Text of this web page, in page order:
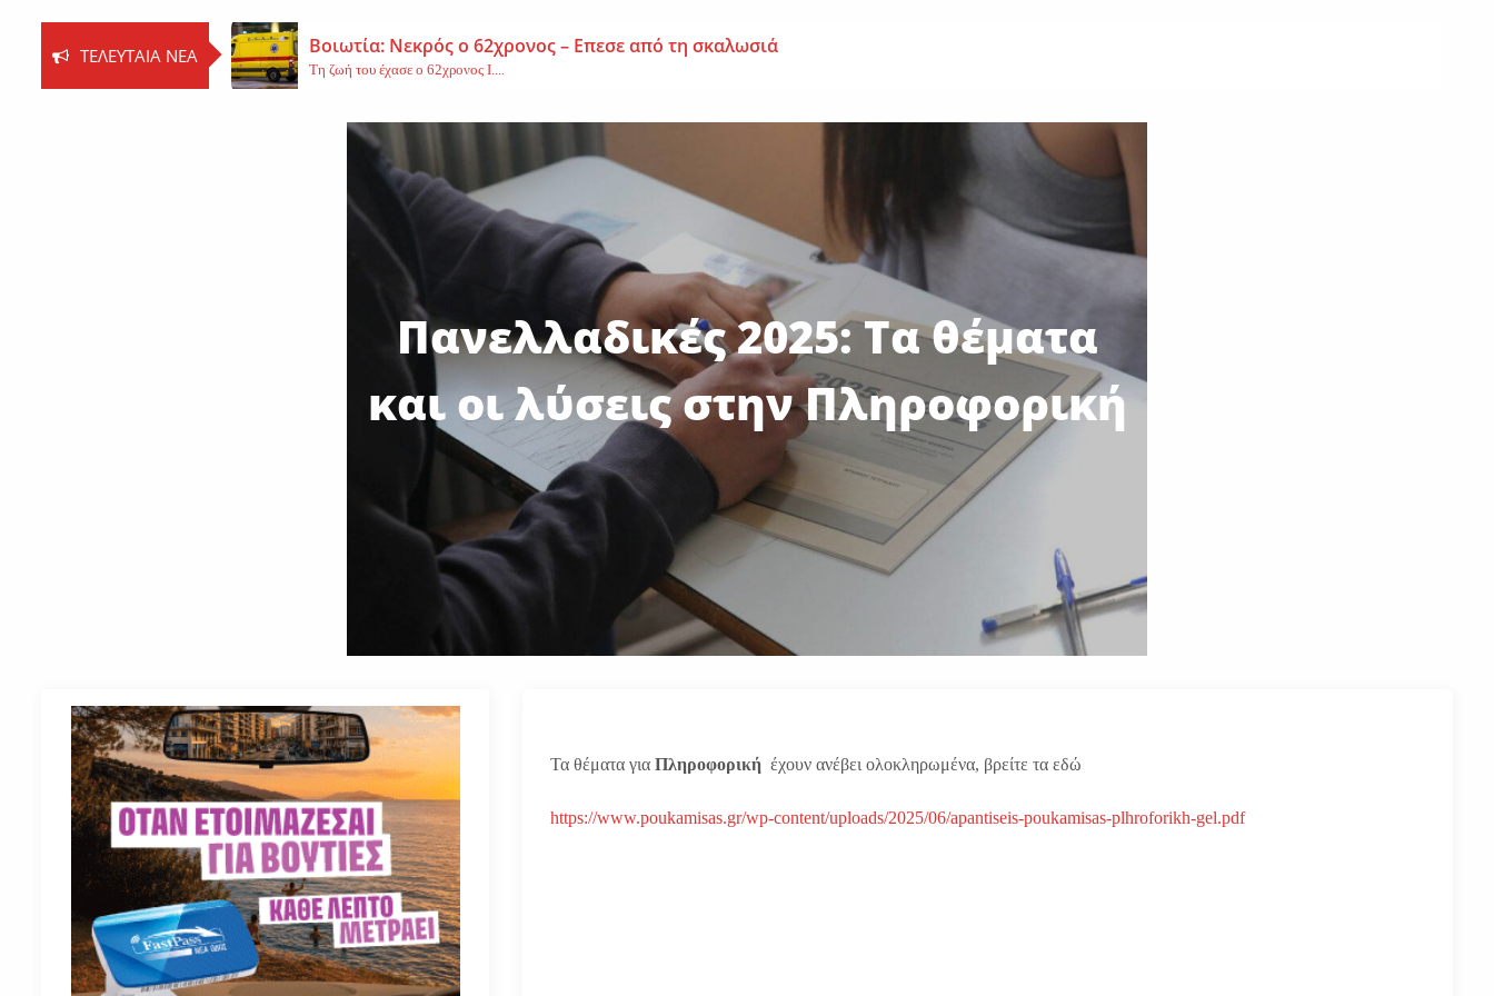
ΤΕΛΕΥΤΑΊΑ ΝΈΑ Βοιωτία: Νεκρός ο 62χρονος – Επεσε από τη σκαλωσιά
Τη ζωή του έχασε ο 62χρονος Ι....
Εφυγε από τη ζωή η μοναχή Ευπραξία (Κουκουλούδη)
Εκοιμήθη η μοναχή Ευπραξία (Κουκουλούδη), σε ηλικία...
Νέο εργατικό δυστύχημα-Νεκρός 59χρονος πατέρας τριών παιδιών
Τη ζωή του έχασε ένας 59χρονος εργάτης,...
Πανελλαδικές 2025: Τα θέματα
και οι λύσεις στην Πληροφορική
Τα θέματα γιαΠληροφορική έχουν ανέβει ολοκληρωμένα, βρείτε τα εδώ
https://www.poukamisas.gr/wp-content/uploads/2025/06/apantiseis-poukamisas-plhroforikh-gel.pdf